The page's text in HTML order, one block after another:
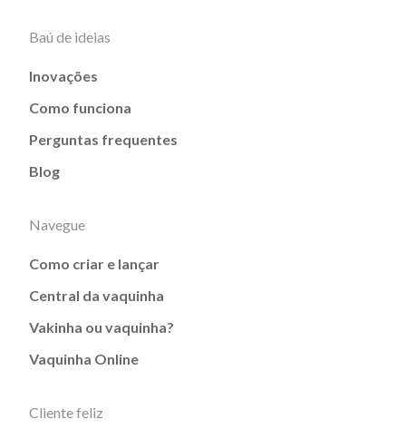
Baú de ideias
Inovações
Como funciona
Perguntas frequentes
Blog
Navegue
Como criar e lançar
Central da vaquinha
Vakinha ou vaquinha?
Vaquinha Online
Cliente feliz